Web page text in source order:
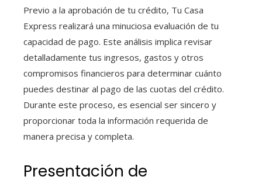
Previo a la aprobación de tu crédito, Tu Casa
Express realizará una minuciosa evaluación de tu
capacidad de pago. Este análisis implica revisar
detalladamente tus ingresos, gastos y otros
compromisos financieros para determinar cuánto
puedes destinar al pago de las cuotas del crédito.
Durante este proceso, es esencial ser sincero y
proporcionar toda la información requerida de
manera precisa y completa.
Presentación de